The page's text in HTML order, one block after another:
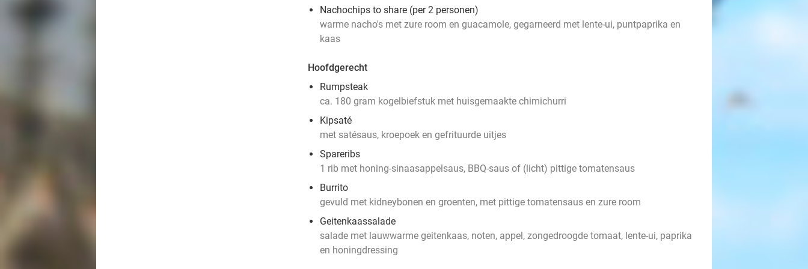
Nachochips to share (per 2 personen)
warme nacho's met zure room en guacamole, gegarneerd met lente-ui, puntpaprika en
kaas
Hoofdgerecht
Rumpsteak
ca. 180 gram kogelbiefstuk met huisgemaakte chimichurri
Kipsaté
met satésaus, kroepoek en gefrituurde uitjes
Spareribs
1 rib met honing-sinaasappelsaus, BBQ-saus of (licht) pittige tomatensaus
Burrito
gevuld met kidneybonen en groenten, met pittige tomatensaus en zure room
Geitenkaassalade
salade met lauwwarme geitenkaas, noten, appel, zongedroogde tomaat, lente-ui, paprika
en honingdressing